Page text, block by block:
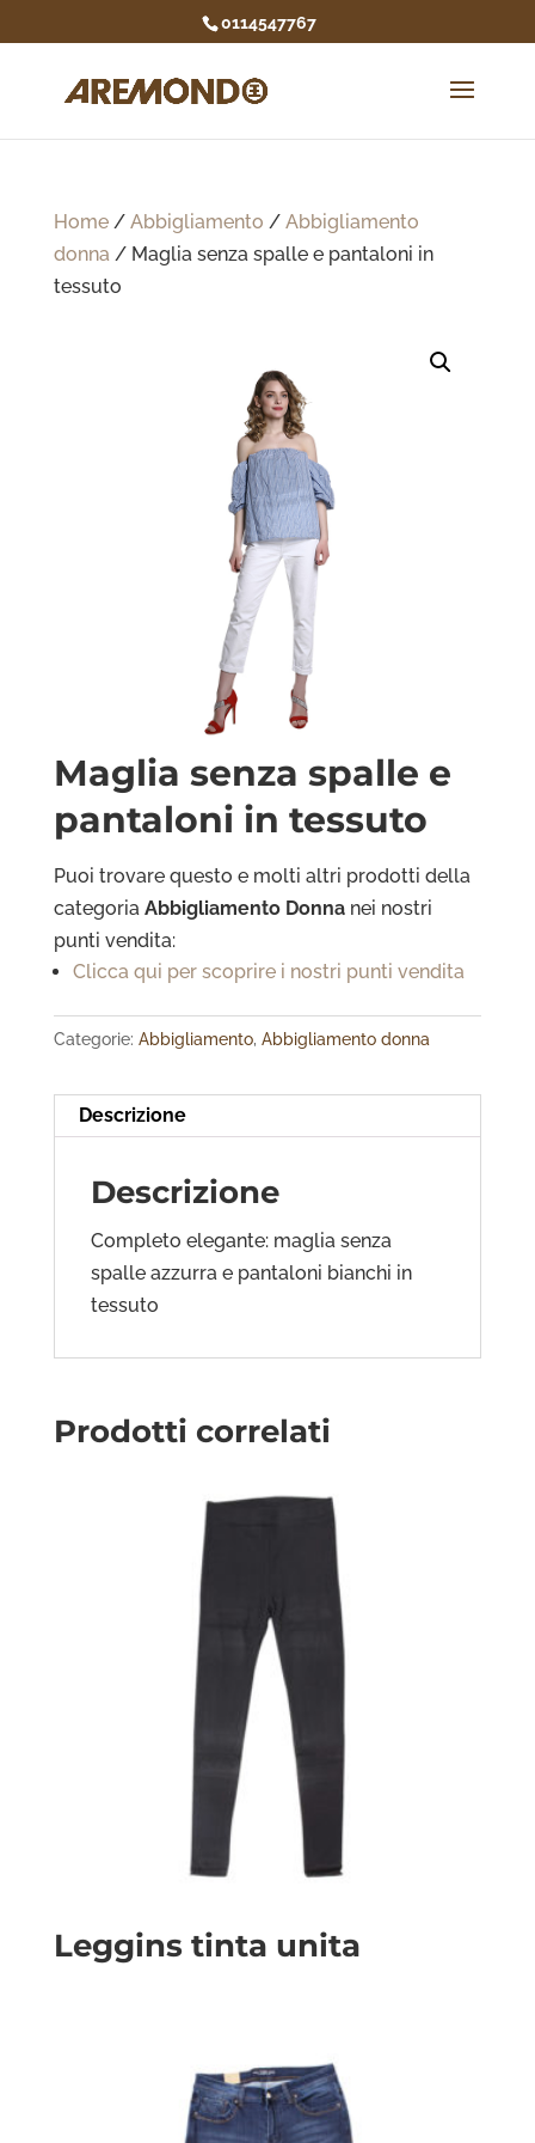
0114547767
Home/ Abbigliamento / Abbigliamento
donna/ Maglia senza spalle e pantaloni in
tessuto
Maglia senza spalle e
pantaloni in tessuto
Puoi trovare questo e molti altri prodotti della
categoria Abbigliamento Donna nei nostri
punti vendita:
Clicca qui per scoprire i nostri punti vendita
Categorie: Abbigliamento, Abbigliamento donna
Descrizione
Descrizione
Completo elegante: maglia senza
spalle azzurra e pantaloni bianchi in
tessuto
Prodotti correlati
Leggins tinta unita